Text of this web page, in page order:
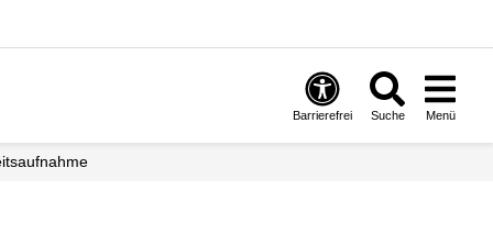
Barrierefrei Suche Menü